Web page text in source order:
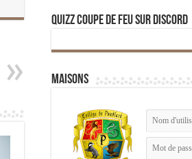
Quizz Coupe de Feu sur Discord
Maisons